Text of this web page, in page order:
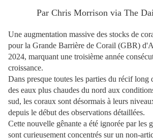
Par Chris Morrison via The
Une augmentation massive des stocks de
pour la Grande Barrière de Corail (GBR)
2024, marquant une troisième année
croissance.
Dans presque toutes les parties du récif long
des eaux plus chaudes du nord aux
sud, les coraux sont désormais à leurs
depuis le début des observations détaillées.
Cette nouvelle gênante a été ignorée par les
sont curieusement concentrés sur un non-